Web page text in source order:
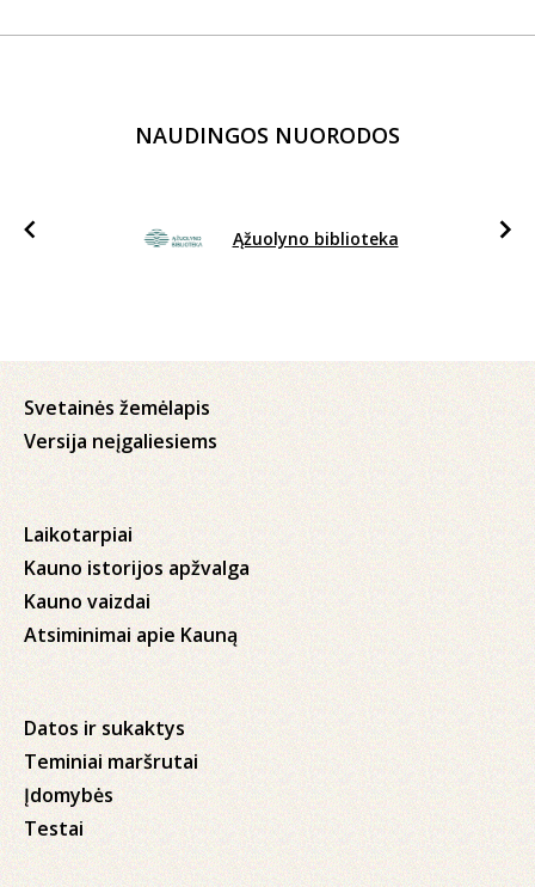
NAUDINGOS NUORODOS
Ąžuolyno biblioteka
Svetainės žemėlapis
Versija neįgaliesiems
Laikotarpiai
Kauno istorijos apžvalga
Kauno vaizdai
Atsiminimai apie Kauną
Datos ir sukaktys
Teminiai maršrutai
Įdomybės
Testai